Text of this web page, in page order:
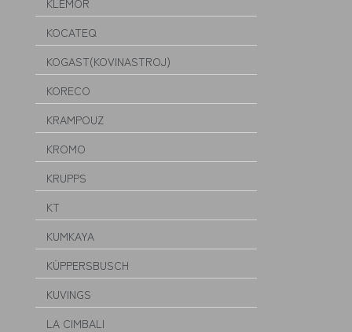
KLEMOR
KOCATEQ
KOGAST(KOVINASTROJ)
KORECO
KRAMPOUZ
KROMO
KRUPPS
KT
KUMKAYA
KÜPPERSBUSCH
KUVINGS
LA CIMBALI